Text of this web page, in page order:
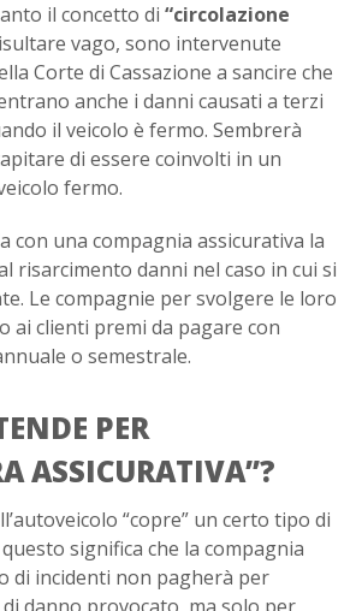
il concetto di “circolazione
vago, sono intervenute
Corte di Cassazione a sancire che
anche i danni causati a terzi
il veicolo è fermo. Sembrerà
di essere coinvolti in un
fermo.
con una compagnia assicurativa la
risarcimento danni nel caso in cui si
Le compagnie per svolgere le loro
ai clienti premi da pagare con
o semestrale.
PER
ASSICURATIVA”?
“copre” un certo tipo di
significa che la compagnia
di incidenti non pagherà per